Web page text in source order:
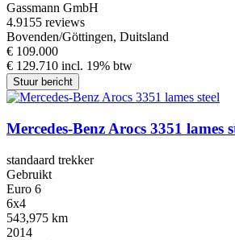
Gassmann GmbH
4.9155 reviews
Bovenden/Göttingen, Duitsland
€ 109.000
€ 129.710 incl. 19% btw
Stuur bericht
Mercedes-Benz Arocs 3351 lames
standaard trekker
Gebruikt
Euro 6
6x4
543,975 km
2014